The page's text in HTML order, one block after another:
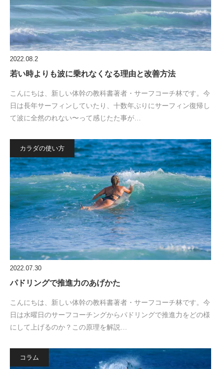
2022.08.2
若い時よりも波に乗れなくなる理由と改善方法
こんにちは、新しい体幹の教科書著者・サーフコーチ林です。今
日は長年サーフィンしていたり、十数年ぶりにサーフィン復帰し
て波に全然のれない〜って感じたた事が…
カラダの使い方
2022.07.30
パドリングで推進力のあげかた
こんにちは、新しい体幹の教科書著者・サーフコーチ林です。今
日は水曜日のサーフコーチングからパドリングで推進力をどの様
にして上げるのか？この原理を解説…
コラム